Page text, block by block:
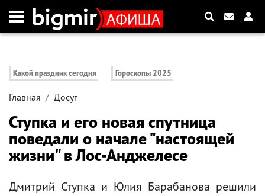
Какой праздник сегодня Гороскопы 2025
Главная Досуг
Ступка и его новая спутница
поведали о начале "настоящей
жизни" в Лос-Анджелесе
Дмитрий Ступка и Юлия Барабанова решили